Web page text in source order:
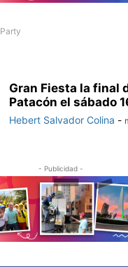
Party
Gran Fiesta la final
Patacón el sábado
Hebert Salvador Colina -
- Publicidad -